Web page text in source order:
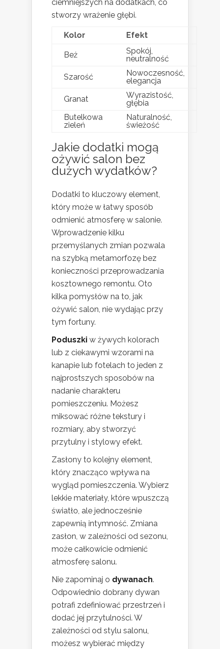
ciemniejszych na dodatkach, co
stworzy wrażenie głębi.
Kolor Efekt
Beż
Spokój,
neutralność
Szarość
Nowoczesność,
elegancja
Granat
Wyrazistość,
głębia
Butelkowa
zieleń
Naturalność,
świeżość
Jakie dodatki mogą
ożywić salon bez
dużych wydatków?
Dodatki to kluczowy element,
który może w łatwy sposób
odmienić atmosferę w salonie.
Wprowadzenie kilku
przemyślanych zmian pozwala
na szybką metamorfozę bez
konieczności przeprowadzania
kosztownego remontu. Oto
kilka pomysłów na to, jak
ożywić salon, nie wydając przy
tym fortuny.
Poduszki w żywych kolorach
lub z ciekawymi wzorami na
kanapie lub fotelach to jeden z
najprostszych sposobów na
nadanie charakteru
pomieszczeniu. Możesz
miksować różne tekstury i
rozmiary, aby stworzyć
przytulny i stylowy efekt.
Zasłony to kolejny element,
który znacząco wpływa na
wygląd pomieszczenia. Wybierz
lekkie materiały, które wpuszczą
światło, ale jednocześnie
zapewnią intymność. Zmiana
zasłon, w zależności od sezonu,
może całkowicie odmienić
atmosferę salonu.
Nie zapominaj o dywanach.
Odpowiednio dobrany dywan
potrafi zdefiniować przestrzeń i
dodać jej przytulności. W
zależności od stylu salonu,
możesz wybierać między